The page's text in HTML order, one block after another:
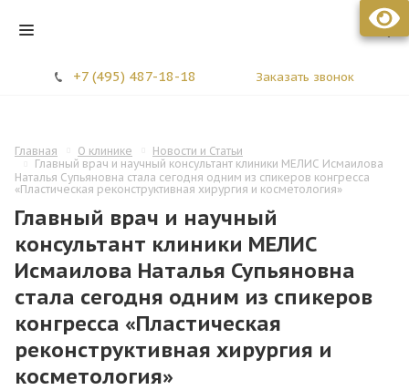
+7 (495) 487-18-18 Заказать звонок
Главная О клинике
Новости и Статьи
Главный врач и научный консультант клиники МЕЛИС Исмаилова
Наталья Супьяновна стала сегодня одним из спикеров конгресса
«Пластическая реконструктивная хирургия и косметология»
Главный врач и научный
консультант клиники МЕЛИС
Исмаилова Наталья Супьяновна
стала сегодня одним из спикеров
конгресса «Пластическая
реконструктивная хирургия и
косметология»